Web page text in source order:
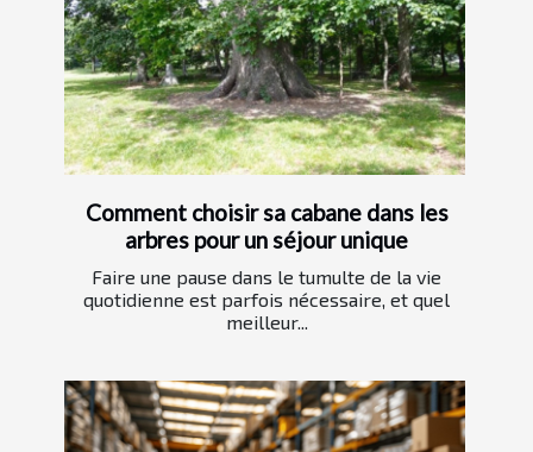
Comment choisir sa cabane dans les
arbres pour un séjour unique
Faire une pause dans le tumulte de la vie
quotidienne est parfois nécessaire, et quel
meilleur...